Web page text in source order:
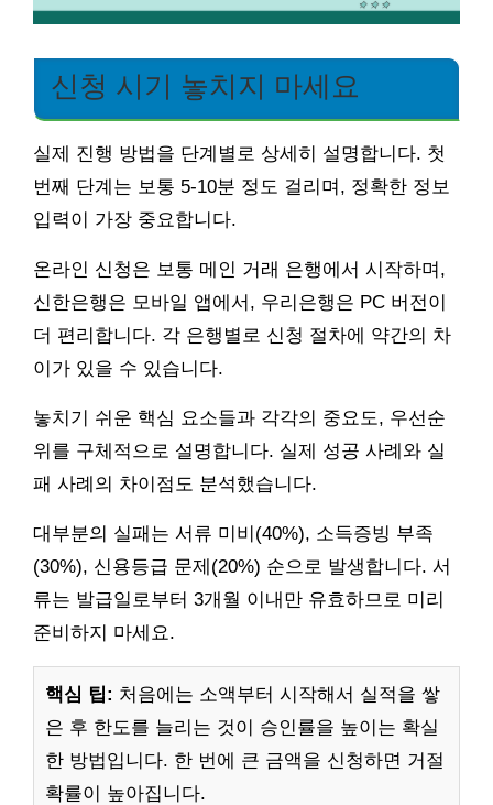
신청 시기 놓치지 마세요
실제 진행 방법을 단계별로 상세히 설명합니다. 첫
번째 단계는 보통 5-10분 정도 걸리며, 정확한 정보
입력이 가장 중요합니다.
온라인 신청은 보통 메인 거래 은행에서 시작하며,
신한은행은 모바일 앱에서, 우리은행은 PC 버전이
더 편리합니다. 각 은행별로 신청 절차에 약간의 차
이가 있을 수 있습니다.
놓치기 쉬운 핵심 요소들과 각각의 중요도, 우선순
위를 구체적으로 설명합니다. 실제 성공 사례와 실
패 사례의 차이점도 분석했습니다.
대부분의 실패는 서류 미비(40%), 소득증빙 부족
(30%), 신용등급 문제(20%) 순으로 발생합니다. 서
류는 발급일로부터 3개월 이내만 유효하므로 미리
준비하지 마세요.
핵심 팁: 처음에는 소액부터 시작해서 실적을 쌓
은 후 한도를 늘리는 것이 승인률을 높이는 확실
한 방법입니다. 한 번에 큰 금액을 신청하면 거절
확률이 높아집니다.